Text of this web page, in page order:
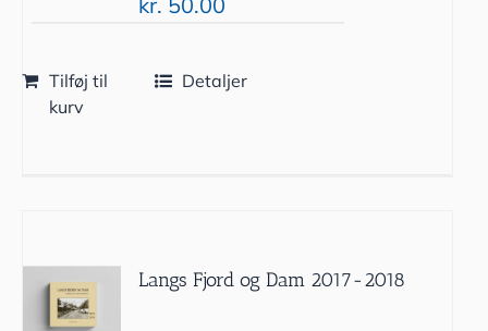
Tilføj til
kurv
Detaljer
Langs Fjord og Dam 2017-2018